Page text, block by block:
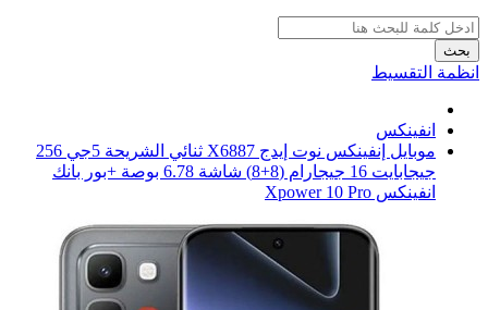
بحث
انظمة التقسيط
انفينكس
موبايل إنفينكس نوت إيدج X6887 ثنائي الشريحة 5جي 256
جيجابايت 16 جيجارام (8+8) شاشة 6.78 بوصة +بور بانك
انفينكس Xpower 10 Pro